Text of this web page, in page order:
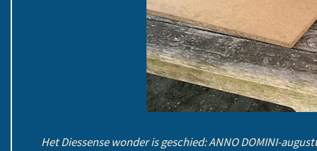
Het Diessense wonder is geschied: ANNO DOMINI-